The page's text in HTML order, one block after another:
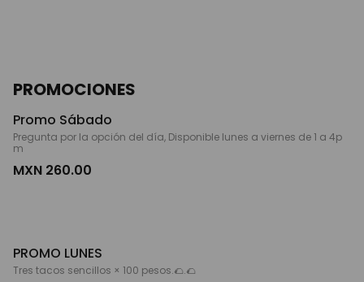
PROMOCIONES
Promo Sábado
Pregunta por la opción del día, Disponible lunes a viernes de 1 a 4p
m
MXN 260.00
PROMO LUNES
Tres tacos sencillos × 100 pesos.🌮.🌮